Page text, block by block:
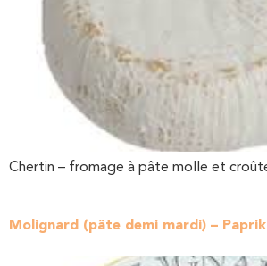
Chertin – fromage à pâte molle et
Molignard (pâte demi mardi) –